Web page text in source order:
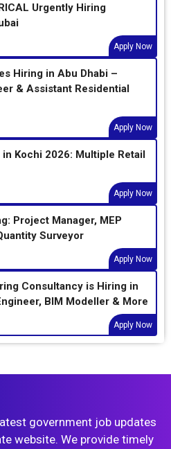
Urgently Hiring
Apply Now
Hiring in Abu Dhabi –
& Assistant Residential
Apply Now
Kochi 2026: Multiple Retail
Apply Now
Project Manager, MEP
Surveyor
Apply Now
Consultancy is Hiring in
BIM Modeller & More
Apply Now
government job updates
website. We provide timely